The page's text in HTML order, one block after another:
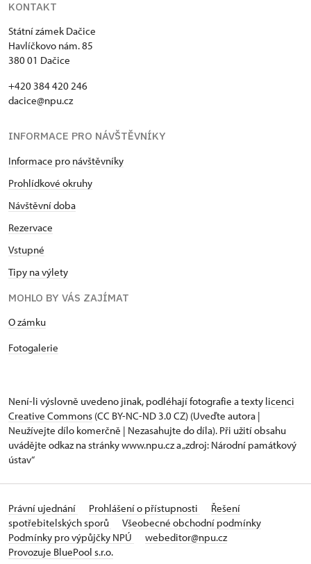
KONTAKT
Státní zámek Dačice
Havlíčkovo nám. 85
380 01 Dačice
+420 384 420 246
dacice@npu.cz
INFORMACE PRO NÁVŠTĚVNÍKY
Informace pro návštěvníky
Prohlídkové okruhy
Návštěvní doba
Rezervace
Vstupné
Tipy na výlety
MOHLO BY VÁS ZAJÍMAT
O zámku
Fotogalerie
Není-li výslovně uvedeno jinak, podléhají fotografie a texty licenci
Creative Commons (CC BY-NC-ND 3.0 CZ) (Uveďte autora |
Neužívejte dílo komerčně | Nezasahujte do díla). Při užití obsahu
uvádějte odkaz na stránky www.npu.cz a „zdroj: Národní památkový
ústav“
Právní ujednání Prohlášení o přístupnosti
Řešení
spotřebitelských sporů
Všeobecné obchodní podmínky
Podmínky pro výpůjčky NPÚ
webeditor@npu.cz
Provozuje BluePool s.r.o.